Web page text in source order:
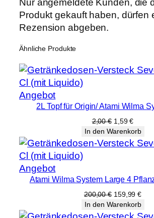
c
m
e
n
g
e
Nur angemeldete Kunden, die
Produkt gekauft haben, dürfen
Rezension abgeben.
Ähnliche Produkte
AngebotProdukt
im
2L Topf für Origin/ Atami Wilma
2,00€
Preis
war:
2,00 €
1,59€
Preis
ist:
1,59
In den Warenkorb
AngebotProdukt
im
Angebot
Atami Wilma System Large 4
200,00€
Preis
war:
159,99€
Preis
ist:
In den Warenkorb